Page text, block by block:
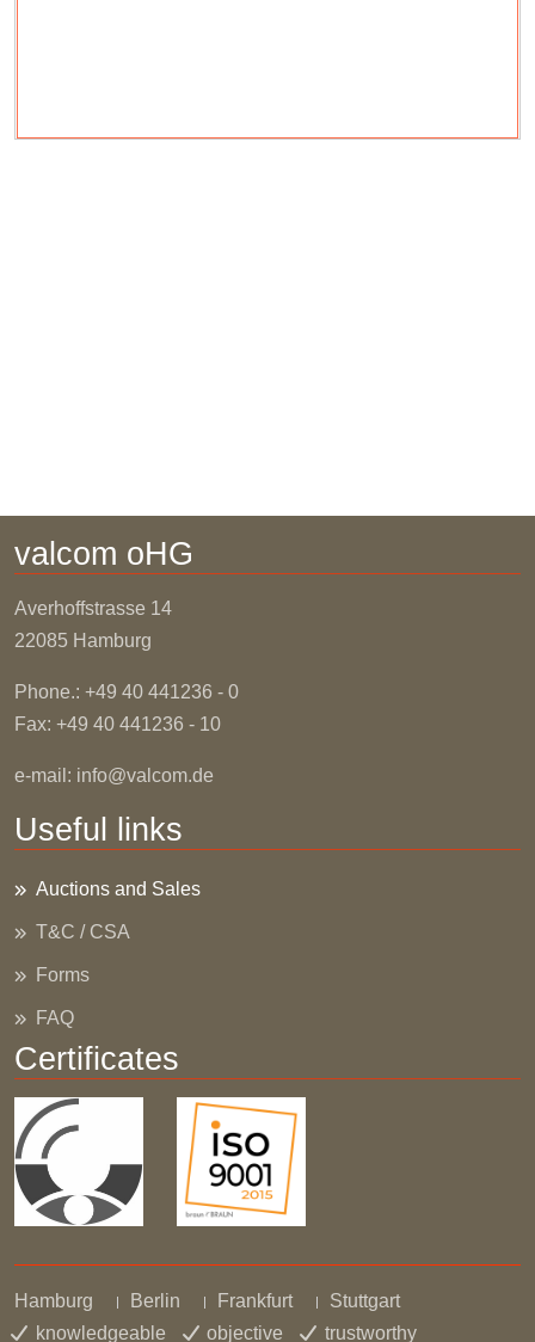
valcom oHG
Averhoffstrasse 14
22085 Hamburg
Phone.: +49 40 441236 - 0
Fax: +49 40 441236 - 10
e-mail: info@valcom.de
Useful links
Auctions and Sales
T&C / CSA
Forms
FAQ
Certificates
Hamburg Berlin Frankfurt
Stuttgart
knowledgeable
objective trustworthy